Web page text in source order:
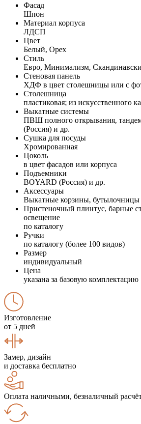
Фасад
Шпон
Материал корпуса
ЛДСП
Цвет
Белый, Орех
Стиль
Евро, Минимализм,
Стеновая панель
ХДФ в цвет столешницы или с
Столешница
пластиковая; из искусственного
Выкатные системы
ПВШ полного открывания,
(Россия) и др.
Сушка для посуды
Хромированная
Цоколь
в цвет фасадов или корпуса
Подъемники
BOYARD (Россия) и др.
Аксессуары
Выкатные корзины, бутылочницы
Пристеночный плинтус, барные
освещение
по каталогу
Ручки
по каталогу (более 100 видов)
Размер
индивидуальный
Цена
указана за базовую комплектацию
Изготовление
от 5 дней
Замер, дизайн
и доставка бесплатно
Оплата наличными, безналичный